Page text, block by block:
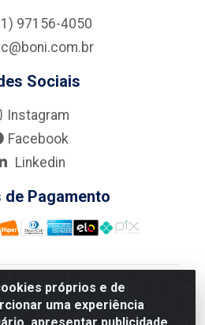
próprios e de
uma experiência
97156-4050
Sociais
Instagram
Facebook
Linkedin
de Pagamento
de Material de Construção LTDA
330 - Vila Da Penha, Rio de
110 - CNPJ: 11.003.135/0001-